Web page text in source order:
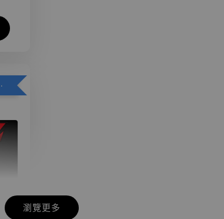
作室]】
瀏覽更多